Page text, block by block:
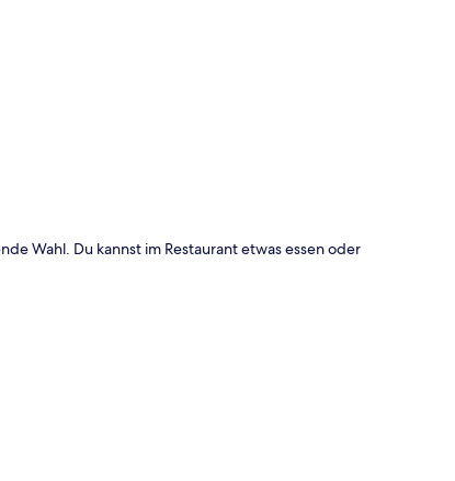
Wahl. Du kannst im Restaurant etwas essen oder